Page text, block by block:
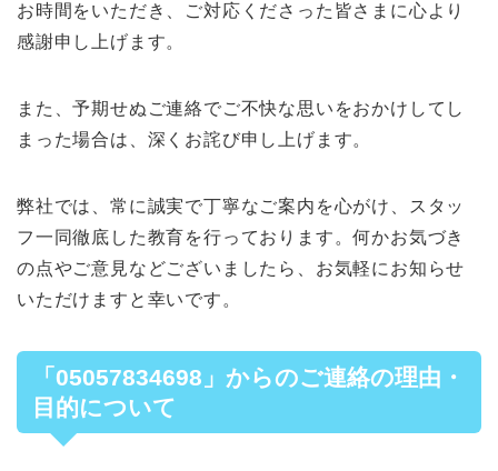
お時間をいただき、ご対応くださった皆さまに心より
感謝申し上げます。
また、予期せぬご連絡でご不快な思いをおかけしてし
まった場合は、深くお詫び申し上げます。
弊社では、常に誠実で丁寧なご案内を心がけ、スタッ
フ一同徹底した教育を行っております。何かお気づき
の点やご意見などございましたら、お気軽にお知らせ
いただけますと幸いです。
「05057834698」 からのご連絡の理由・
目的について